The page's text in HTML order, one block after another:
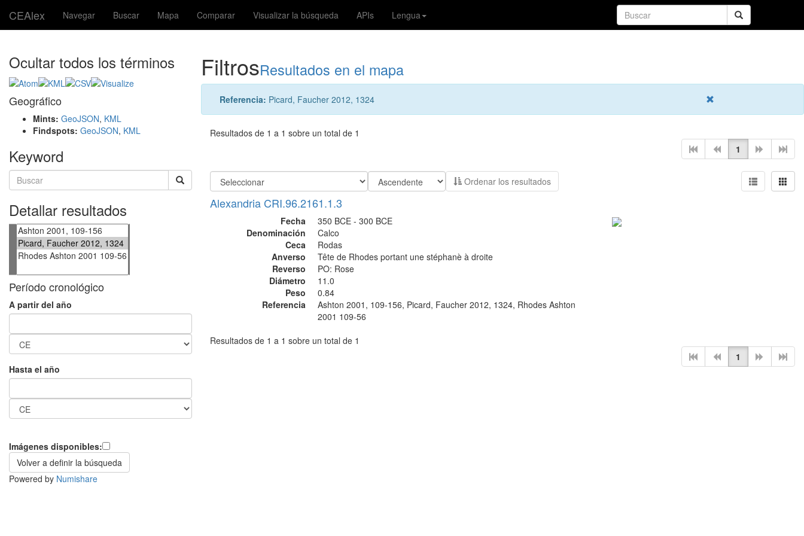
CEAlex Navegar Buscar Mapa Comparar Visualizar la búsqueda APIs Lengua
FiltrosResultados en el mapa
Referencia: Picard, Faucher 2012, 1324
Resultados de 1 a 1 sobre un total de 1
1
Ordenar los resultados
Alexandria CRI.96.2161.1.3
Fecha
350 BCE - 300 BCE
Denominación
Calco
Ceca
Rodas
Anverso
Tête de Rhodes portant une stéphanè à droite
Reverso
PO: Rose
Diámetro
11.0
Peso
0.84
Referencia
Ashton 2001, 109-156, Picard, Faucher 2012, 1324, Rhodes Ashton
2001 109-56
Resultados de 1 a 1 sobre un total de 1
1
Ocultar todos los términos
Geográfico
Mints: GeoJSON, KML
Findspots: GeoJSON, KML
Keyword
Detallar resultados
Período cronológico
A partir del año
Hasta el año
Imágenes disponibles:
Powered by Numishare